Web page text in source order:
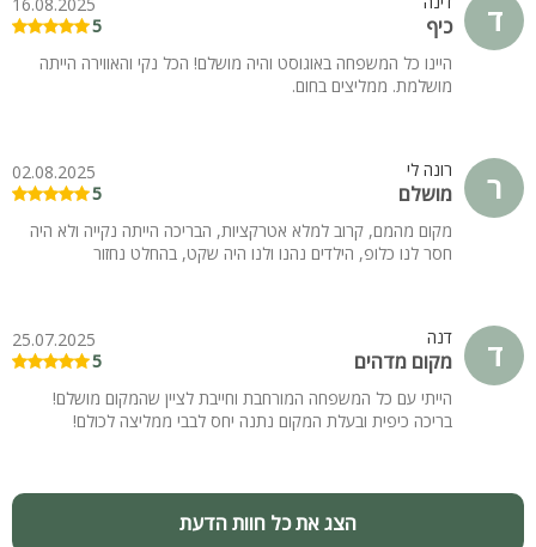
ד כיף
5
היינו כל המשפחה באוגוסט והיה מושלם! הכל נקי והאווירה הייתה
מושלמת. ממליצים בחום.
ר רונה לי
מושלם
02.08.2025
5
מקום מהמם, קרוב למלא אטרקציות, הבריכה הייתה נקייה ולא היה
חסר לנו כלופ, הילדים נהנו ולנו היה שקט, בהחלט נחזור
ד דנה
מקום מדהים
25.07.2025
5
הייתי עם כל המשפחה המורחבת וחייבת לציין שהמקום מושלם!
בריכה כיפית ובעלת המקום נתנה יחס לבבי ממליצה לכולם!
הצג את כל חוות הדעת